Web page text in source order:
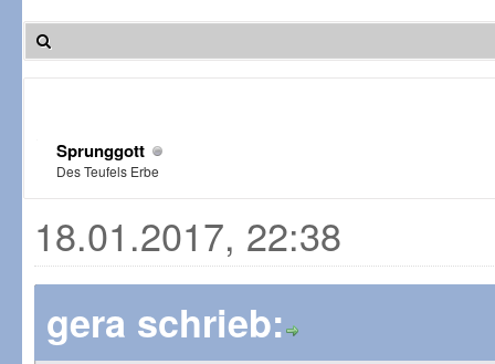
Sprunggott
Des Teufels Erbe
18.01.2017, 22:38
gera schrieb: